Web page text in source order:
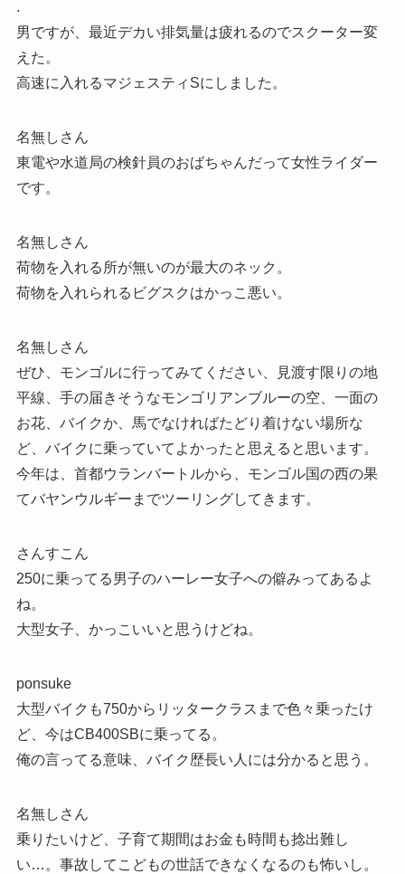
.
男ですが、最近デカい排気量は疲れるのでスクーター変
えた。
高速に入れるマジェスティSにしました。
名無しさん
東電や水道局の検針員のおばちゃんだって女性ライダー
です。
名無しさん
荷物を入れる所が無いのが最大のネック。
荷物を入れられるビグスクはかっこ悪い。
名無しさん
ぜひ、モンゴルに行ってみてください、見渡す限りの地
平線、手の届きそうなモンゴリアンブルーの空、一面の
お花、バイクか、馬でなければたどり着けない場所な
ど、バイクに乗っていてよかったと思えると思います。
今年は、首都ウランバートルから、モンゴル国の西の果
てバヤンウルギーまでツーリングしてきます。
さんすこん
250に乗ってる男子のハーレー女子への僻みってあるよ
ね。
大型女子、かっこいいと思うけどね。
ponsuke
大型バイクも750からリッタークラスまで色々乗ったけ
ど、今はCB400SBに乗ってる。
俺の言ってる意味、バイク歴長い人には分かると思う。
名無しさん
乗りたいけど、子育て期間はお金も時間も捻出難し
い…。事故してこどもの世話できなくなるのも怖いし。